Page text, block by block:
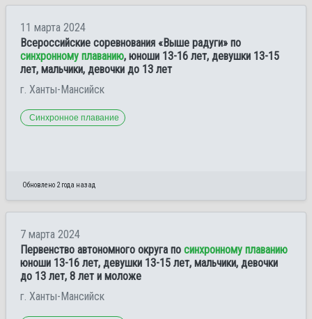
11 марта 2024
Всероссийские соревнования «Выше радуги» по
синхронному плаванию, юноши 13-16 лет, девушки 13-15
лет, мальчики, девочки до 13 лет
г. Ханты-Мансийск
Синхронное плавание
Обновлено 2 года назад
7 марта 2024
Первенство автономного округа по синхронному плаванию
юноши 13-16 лет, девушки 13-15 лет, мальчики, девочки
до 13 лет, 8 лет и моложе
г. Ханты-Мансийск